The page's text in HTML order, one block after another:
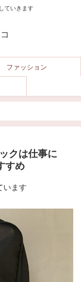
ていきます
ファッション
クは仕事に
すめ
います